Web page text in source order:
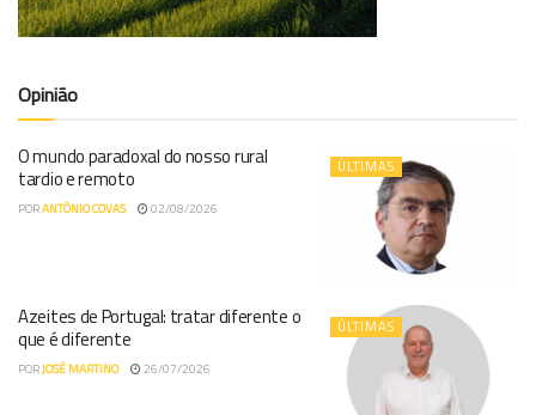
Opinião
ÚLTIMAS
O mundo paradoxal do nosso rural
tardio e remoto
PORANTÓNIO COVAS 02/08/2026
ÚLTIMAS
Azeites de Portugal: tratar diferente o
que é diferente
PORJOSÉ MARTINO 26/07/2026